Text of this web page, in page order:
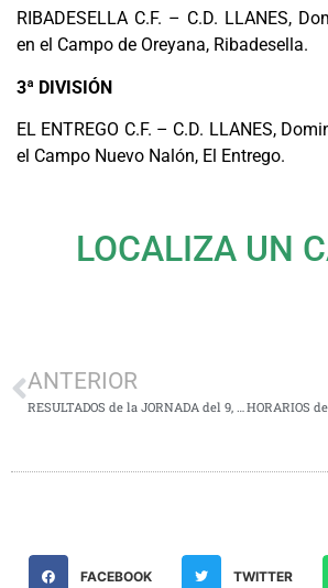
RIBADESELLA C.F. – C.D. LLANES,
en el Campo de Oreyana, Ribadesella.
3ª DIVISIÓN
EL ENTREGO C.F. – C.D. LLANES,
el Campo Nuevo Nalón, El Entrego.
LOCALIZA UN
ANTERIOR
FACEBOOK TWITTER